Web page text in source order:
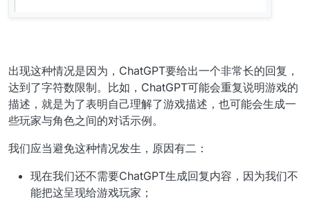
出现这种情况是因为，ChatGPT要给出一个非常长的回复，
达到了字符数限制。比如，ChatGPT可能会重复说明游戏的
描述，就是为了表明自己理解了游戏描述，也可能会生成一
些玩家与角色之间的对话示例。
我们应当避免这种情况发生，原因有二：
现在我们还不需要ChatGPT生成回复内容，因为我们不
能把这呈现给游戏玩家；